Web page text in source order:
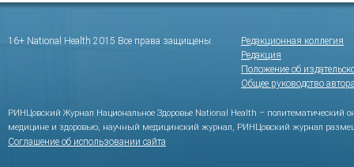
16+ National Health 2015 Все права защищены.
Редакционная коллегия
Редакция
Положение об
Общее руководство
РИНЦовский Журнал Национальное Здоровье National Health –
медицине и здоровью, научный медицинский журнал, РИНЦовский журнал
Соглашение об использовании сайта